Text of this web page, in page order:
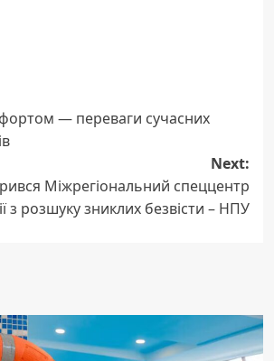
— переваги сучасних
Next:
Міжрегіональний спеццентр
з розшуку зниклих безвісти – НПУ